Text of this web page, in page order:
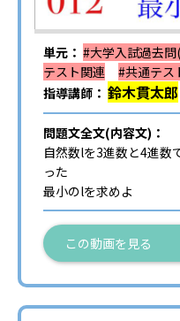
単元： #大学入試過去問
テスト関連
#共通テス
指導講師： 鈴木貫太郎
問題文全文(内容文)：
自然数lを3進数と4進数
った
最小のlを求めよ
この動画を見る